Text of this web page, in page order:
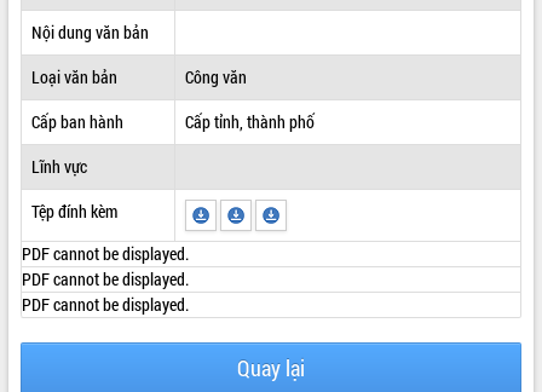
ĐIỂM TIN VĂN BẢN
Nội dung văn bản
Loại văn bản
Công văn
Cấp ban hành
Cấp tỉnh, thành phố
Lĩnh vực
Tệp đính kèm
PDF cannot be displayed.
PDF cannot be displayed.
PDF cannot be displayed.
Quay lại